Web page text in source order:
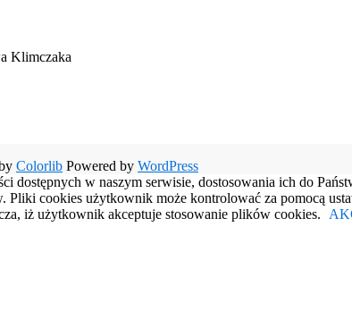
Klimczaka
Colorlib Powered by WordPress
dostępnych w naszym serwisie, dostosowania ich do
cookies użytkownik może kontrolować za pomocą
iż użytkownik akceptuje stosowanie plików cookies.